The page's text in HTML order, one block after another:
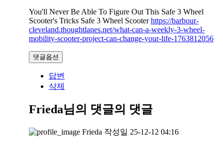
You'll Never Be Able To Figure Out This Safe 3 Wheel
Scooter's Tricks Safe 3 Wheel Scooterhttps://barbour-
cleveland.thoughtlanes.net/what-can-a-weekly-3-wheel-
mobility-scooter-project-can-change-your-life-1763812056
댓글옵션
답변
삭제
Frieda님의 댓글의 댓글
Frieda 작성일 25-12-12 04:16